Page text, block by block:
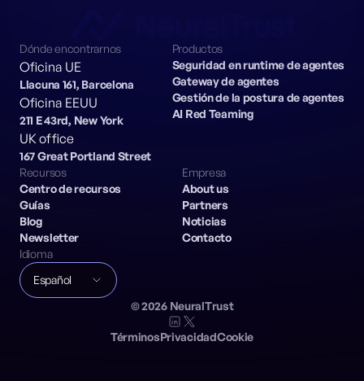
Dónde encontrarnos
Oficina UE
Llacuna 161, Barcelona
Oficina EEUU
211 E 43rd, New York
UK office
167 Great Portland Street
Productos
Seguridad en runtime de agentes
Gateway de agentes
Gestión de la postura de agentes
AI Red Teaming
Recursos
Centro de recursos
Guías
Blog
Newsletter
Empresa
About us
Partners
Noticias
Contacto
Idioma
Español
©2026NeuralTrust
TérminosPrivacidadCookie